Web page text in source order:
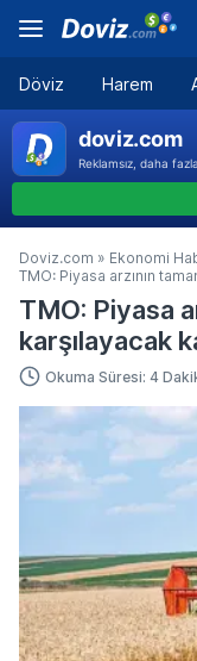
Döviz Harem
Doviz.com » Ekonomi
TMO: Piyasa arzının
TMO: Piyasa
karşılayacak
Okuma Süresi: 4